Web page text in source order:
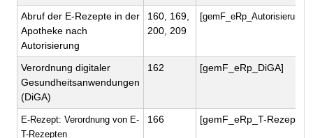
Abruf der E-Rezepte in der
Apotheke nach
Autorisierung
160, 169,
200, 209
[
Verordnung digitaler
Gesundheitsanwendungen
(DiGA)
162 [gemF_eRp_DiGA]
E-Rezept: Verordnung von E-
T-Rezepten
166 [gemF_eRp_T-Rezept]